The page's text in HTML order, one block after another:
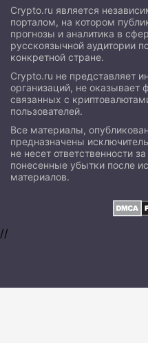
Crypto.ru является
порталом, на котором
прогнозы и аналитика в
русскоязычной аудитории
конкретной стране.
Crypto.ru не представляет
организаций, не оказывает
связанных с
пользователей.
Все материалы,
предназначены
не несет ответственности
понесенные убытки после
материалов.
//